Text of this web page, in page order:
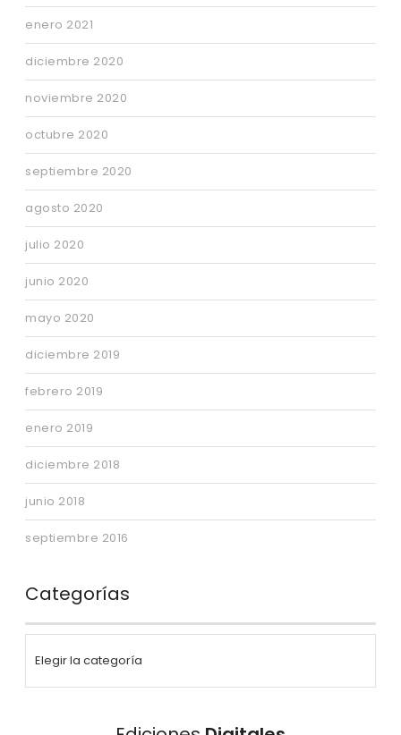
enero 2021
diciembre 2020
noviembre 2020
octubre 2020
septiembre 2020
agosto 2020
julio 2020
junio 2020
mayo 2020
diciembre 2019
febrero 2019
enero 2019
diciembre 2018
junio 2018
septiembre 2016
Categorías